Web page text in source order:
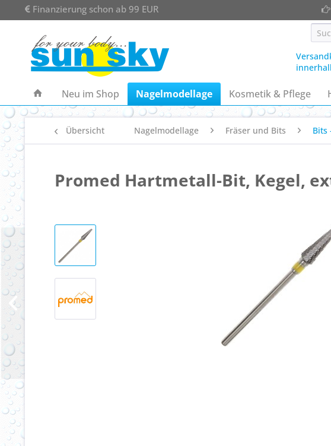
Finanzierung schon ab 99 EUR
Neu im Shop Nagelmodellage Kosmetik & Pflege
Übersicht Nagelmodellage Fräser und Bits Bits
Promed Hartmetall-Bit, Kegel,